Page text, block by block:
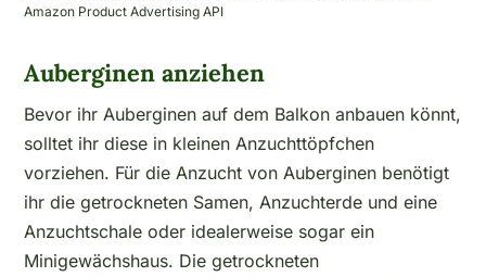
Amazon Product Advertising API
Auberginen anziehen
Bevor ihr Auberginen auf dem Balkon anbauen könnt,
solltet ihr diese in kleinen Anzuchttöpfchen
vorziehen. Für die Anzucht von Auberginen benötigt
ihr die getrockneten Samen, Anzuchterde und eine
Anzuchtschale oder idealerweise sogar ein
Minigewächshaus. Die getrockneten